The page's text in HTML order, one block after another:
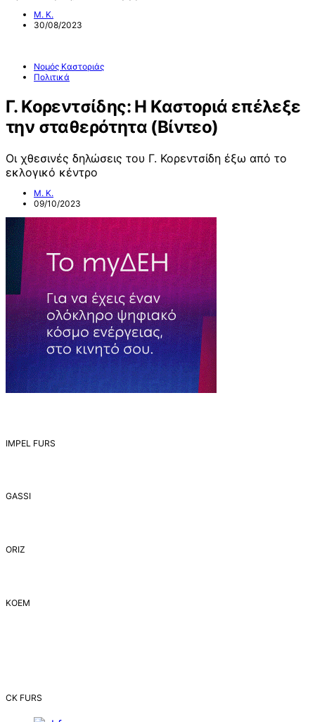
Μ. Κ.
30/08/2023
Νομός Καστοριάς
Πολιτικά
Γ. Κορεντσίδης: Η Καστοριά επέλεξε
την σταθερότητα (Βίντεο)
Οι χθεσινές δηλώσεις του Γ. Κορεντσίδη έξω από το
εκλογικό κέντρο
Μ. Κ.
09/10/2023
IMPEL FURS
GASSI
ORIZ
ΚΟΕΜ
CK FURS